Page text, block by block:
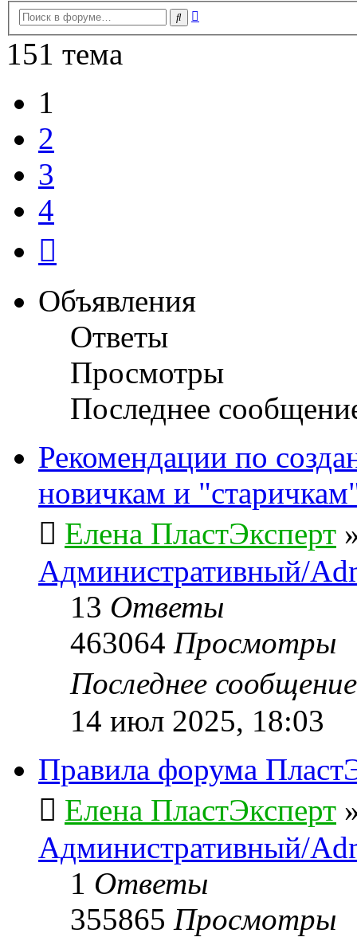
Поиск
151 тема
1
2
3
4
Объявления
Ответы
Просмотры
Последнее
Рекомендации по
новичкам и
Елена ПластЭксперт
Административный/
13 Ответы
463064 Просмотры
Последнее
14 июл 2025, 18:03
Правила форума
Елена ПластЭксперт
Административный/
1 Ответы
355865 Просмотры